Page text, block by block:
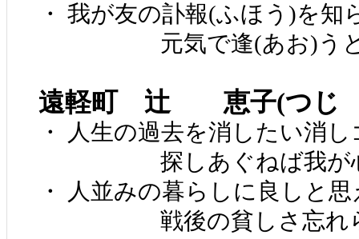
・ 我が友の訃報(ふほう)を知
元気で逢(あお)うと指
遠軽町 辻 恵子(つじ
・ 人生の過去を消したい消
探しあぐねば我が心
・ 人並みの暮らしに良しと
戦後の貧しさ忘れら